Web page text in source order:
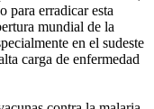
para erradicar esta
mundial de la
en el sudeste
carga de enfermedad